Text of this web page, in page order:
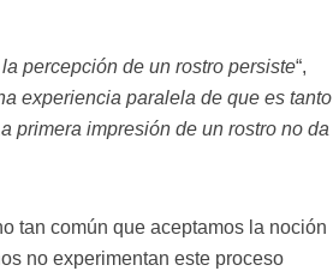
percepción de un rostro persiste“,
experiencia paralela de que es tanto
primera impresión de un rostro no da
tan común que aceptamos la noción
no experimentan este proceso